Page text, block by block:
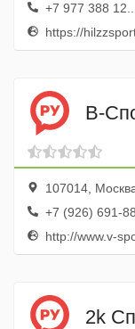
+7 977 388 12...
https://
В-
107014, Москва,
+7 (926) 691-
http://www.v-
2k